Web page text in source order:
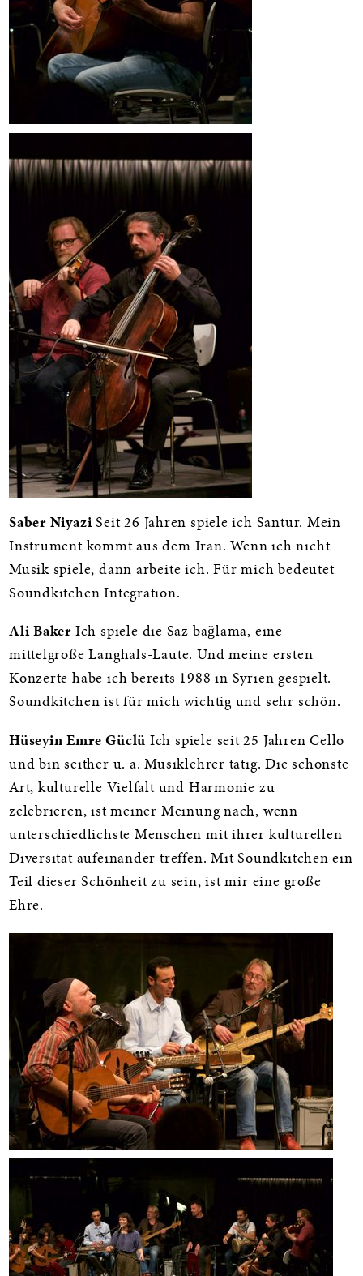
Saber NiyaziSeit 26 Jahren spiele ich Santur. Mein
Instrument kommt aus dem Iran. Wenn ich nicht
Musik spiele, dann arbeite ich. Für mich bedeutet
Soundkitchen Integration.
Ali Baker Ich spiele die Saz bağlama, eine
mittelgroße Langhals-Laute. Und meine ersten
Konzerte habe ich bereits 1988 in Syrien gespielt.
Soundkitchen ist für mich wichtig und sehr schön.
Hüseyin Emre Güclü Ich spiele seit 25 Jahren Cello
und bin seither u. a. Musiklehrer tätig. Die schönste
Art, kulturelle Vielfalt und Harmonie zu
zelebrieren, ist meiner Meinung nach, wenn
unterschiedlichste Menschen mit ihrer kulturellen
Diversität aufeinander treffen. Mit Soundkitchen ein
Teil dieser Schönheit zu sein, ist mir eine große
Ehre.